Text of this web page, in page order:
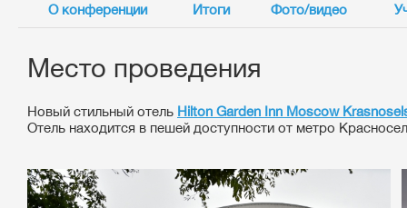
О конференции Итоги Фото/видео
Место проведения
Новый стильный отель Hilton Garden Inn Moscow
Отель находится в пешей доступности от метро